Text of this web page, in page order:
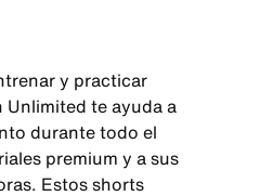
y practicar
te ayuda a
durante todo el
premium y a sus
Estos shorts